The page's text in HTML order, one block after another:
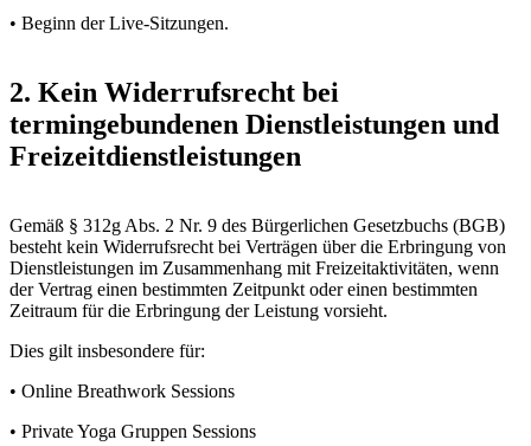
• Beginn der Live-Sitzungen.
2. Kein Widerrufsrecht bei
termingebundenen Dienstleistungen und
Freizeitdienstleistungen
Gemäß § 312g Abs. 2 Nr. 9 des Bürgerlichen Gesetzbuchs (BGB)
besteht kein Widerrufsrecht bei Verträgen über die Erbringung von
Dienstleistungen im Zusammenhang mit Freizeitaktivitäten, wenn
der Vertrag einen bestimmten Zeitpunkt oder einen bestimmten
Zeitraum für die Erbringung der Leistung vorsieht.
Dies gilt insbesondere für:
• Online Breathwork Sessions
• Private Yoga Gruppen Sessions